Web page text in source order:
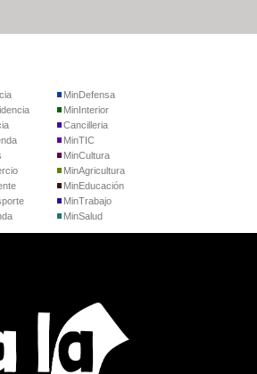
MinDefensa
MinInterior
Cancilleria
MinTIC
MinCultura
MinAgricultura
MinEducación
MinTrabajo
MinSalud